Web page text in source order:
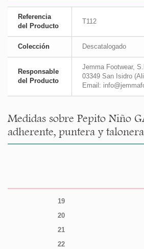
Referencia
del Producto
T112
Colección Descatalogado
Responsable
del Producto
Jemma Footwear,
03349 San Isidro
Email:
Medidas sobre Pepito Niño
adherente, puntera y
19
20
21
22